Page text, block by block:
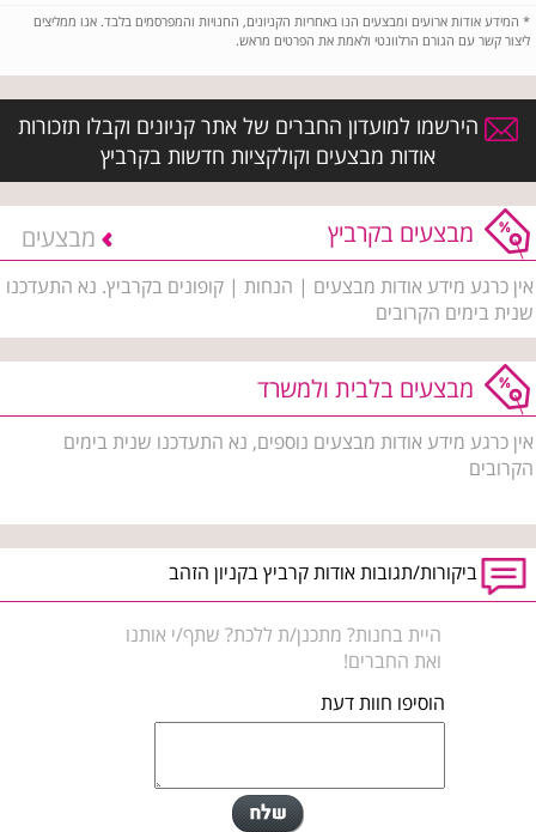
* המידע אודות ארועים ומבצעים הנו באחריות הקניונים, החנויות והמפרסמים בלבד. אנו ממליצים
ליצור קשר עם הגורם הרלוונטי ולאמת את הפרטים מראש.
הירשמו למועדון החברים של אתר קניונים וקבלו תזכורות
אודות מבצעים וקולקציות חדשות בקרביץ
מבצעים בקרביץ מבצעים
אין כרגע מידע אודות מבצעים | הנחות | קופונים בקרביץ. נא התעדכנו
שנית בימים הקרובים
מבצעים בלבית ולמשרד
אין כרגע מידע אודות מבצעים נוספים, נא התעדכנו שנית בימים
הקרובים
ביקורות/תגובות אודות קרביץ בקניון הזהב
היית בחנות? מתכנן/ת ללכת? שתף/י אותנו
ואת החברים!
הוסיפו חוות דעת